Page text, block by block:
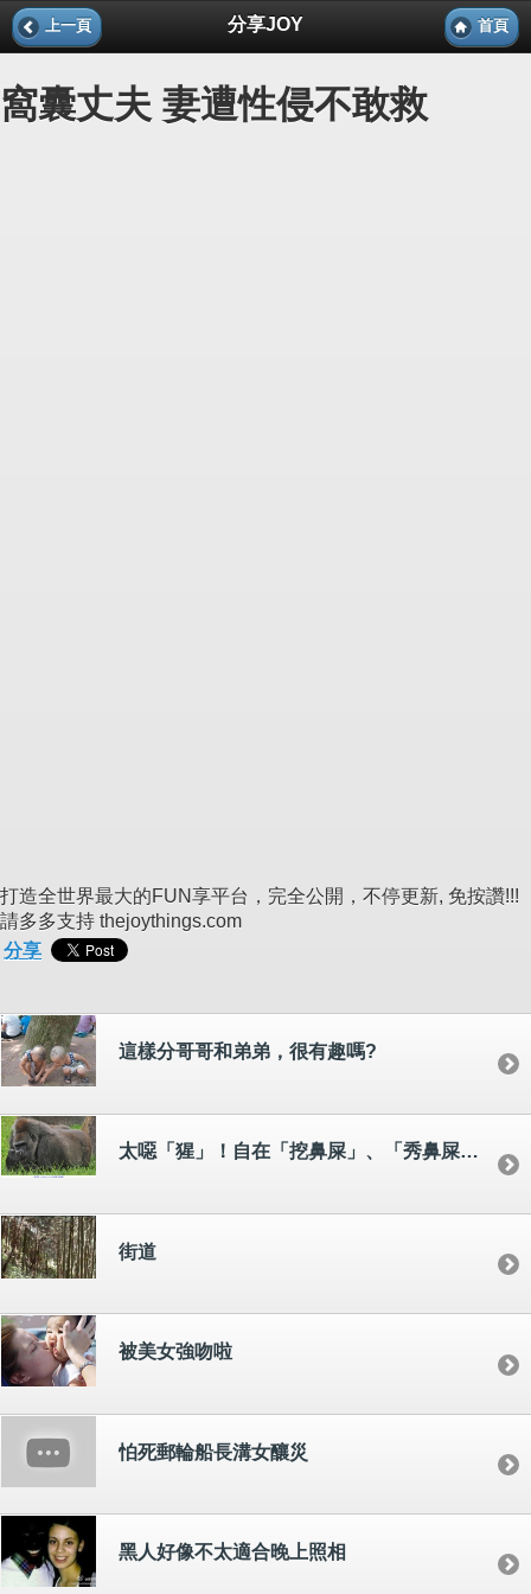
上一頁 分享JOY 首頁
窩囊丈夫 妻遭性侵不敢救
打造全世界最大的FUN享平台，完全公開，不停更新, 免按讚!!!
請多多支持 thejoythings.com
分享
這樣分哥哥和弟弟，很有趣嗎?
太噁「猩」！自在「挖鼻屎」、「秀鼻屎」、「吃鼻屎」
街道
被美女強吻啦
怕死郵輪船長溝女釀災
黑人好像不太適合晚上照相